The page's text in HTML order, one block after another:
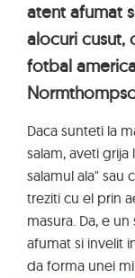
atent afumat
alocuri cusut,
fotbal
Daca sunteti la
salam, aveti
salamul ala" sau
treziti cu el prin
masura. Da, e
afumat si invelit
da forma unei